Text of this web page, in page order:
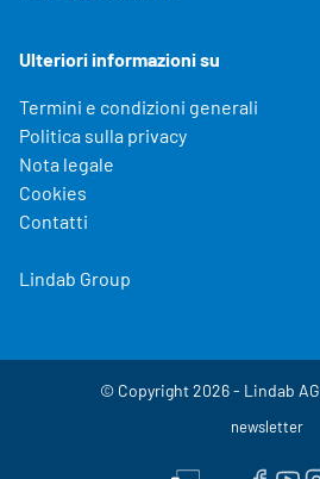
Ulteriori informazioni su
Termini e condizioni generali
Politica sulla privacy
Nota legale
Cookies
Contatti
Lindab Group
© Copyright 2026 - Lindab AG
newsletter